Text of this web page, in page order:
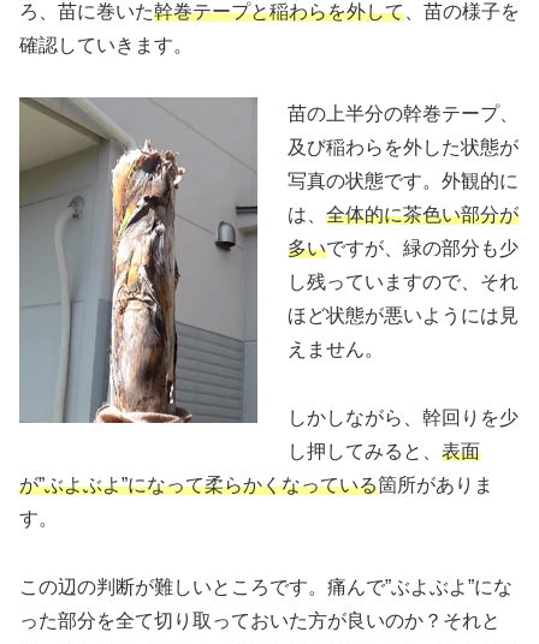
ろ、苗に巻いた幹巻テープと稲わらを外して 、苗の様子を
確認していきます。
苗の上半分の幹巻テープ、
及び稲わらを外した状態が
写真の状態です。外観的に
は、 全体的に茶色い部分が
多いですが、緑の部分も少
し残っていますので、それ
ほど状態が悪いようには見
えません。
しかしながら、幹回りを少
し押してみると、 表面
が”ぶよぶよ”になって柔らかくなっている箇所がありま
す。
この辺の判断が難しいところです。痛んで”ぶよぶよ”にな
った部分を全て切り取っておいた方が良いのか？それと